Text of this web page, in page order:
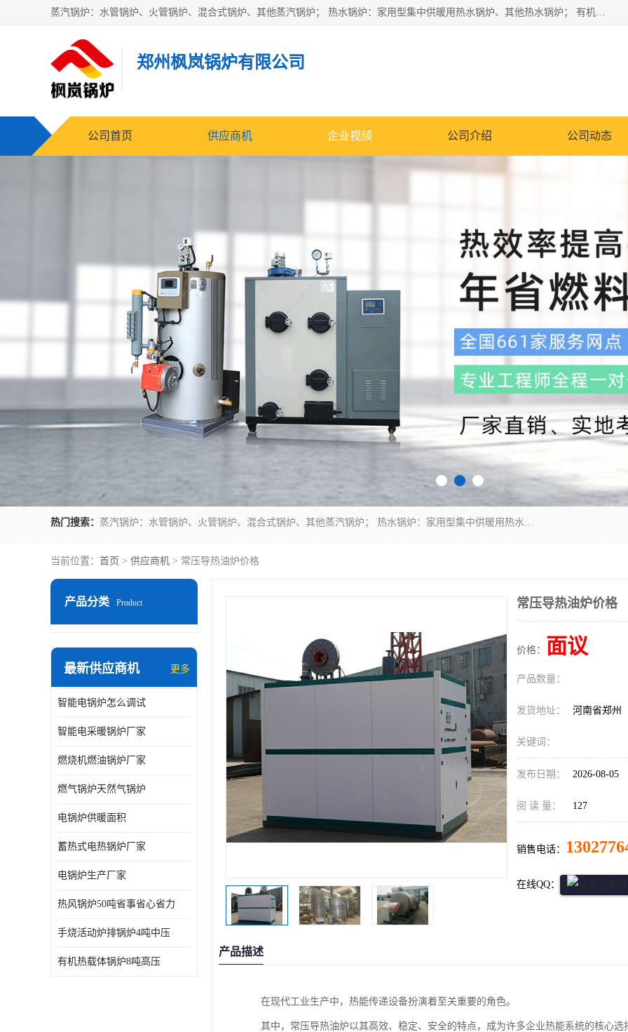
蒸汽锅炉：水管锅炉、火管锅炉、混合式锅炉、其他蒸汽锅炉； 热水锅炉：家用型集中供暖用热水锅炉、其他热水锅炉； 有机热载体锅炉； 船用蒸汽锅炉； （锅炉用辅助设备及装置）蒸汽冷凝器：表面冷凝器、混合式冷凝器、空冷式冷凝器、其他蒸汽冷凝器； 锅炉用辅助设备：节热器、蒸汽收集器、蓄能器、烟垢清除器、气体回收器、泥渣刮除器、空气预热器、其他锅炉用辅助设备；
郑州枫岚锅炉有限公司
公司首页 供应商机 企业视频 公司介绍 公司动态
热门搜索： 蒸汽锅炉：水管锅炉、火管锅炉、混合式锅炉、其他蒸汽锅炉； 热水锅炉：家用型集中供暖用热水锅炉、其他热水锅炉； 有机热载体锅炉； 船用蒸汽锅炉； （锅炉用辅助设备及装置）蒸汽冷凝器：表面冷凝器、混合式冷凝器、空冷式冷凝器、其他蒸汽冷凝器； 锅炉用辅助设备：节热器、蒸汽收集器、蓄能器、烟垢清除器、气体回收器、泥渣刮除器、空气预热器、其他锅炉用辅助设备；
当前位置： 首页 > 供应商机 > 常压导热油炉价格
产品分类 Product
最新供应商机 更多
智能电锅炉怎么调试
智能电采暖锅炉厂家
燃烧机燃油锅炉厂家
燃气锅炉天然气锅炉
电锅炉供暖面积
蓄热式电热锅炉厂家
电锅炉生产厂家
热风锅炉50吨省事省心省力
手烧活动炉排锅炉4吨中压
有机热载体锅炉8吨高压
常压导热油炉价格
价格： 面议
产品数量：
发货地址： 河南省郑州
关键词：
发布日期： 2026-08-05
阅 读 量： 127
销售电话：
在线QQ：
产品描述
在现代工业生产中，热能传递设备扮演着至关重要的角色。
其中，常压导热油炉以其高效、稳定、安全的特点，成为许多企业热能系统的核心选